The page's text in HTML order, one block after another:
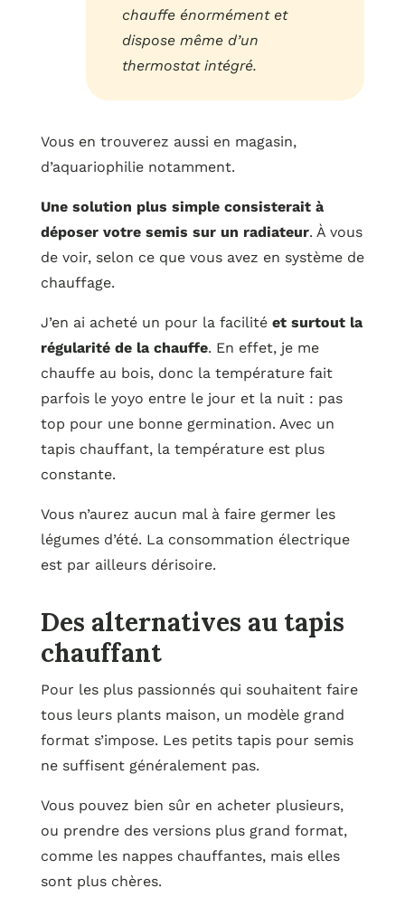
chauffe énormément et
dispose même d’un
thermostat intégré.
Vous en trouverez aussi en magasin,
d’aquariophilie notamment.
Une solution plus simple consisterait à
déposer votre semis sur un radiateur. À vous
de voir, selon ce que vous avez en système de
chauffage.
J’en ai acheté un pour la facilité et surtout la
régularité de la chauffe. En effet, je me
chauffe au bois, donc la température fait
parfois le yoyo entre le jour et la nuit : pas
top pour une bonne germination. Avec un
tapis chauffant, la température est plus
constante.
Vous n’aurez aucun mal à faire germer les
légumes d’été. La consommation électrique
est par ailleurs dérisoire.
Des alternatives au tapis
chauffant
Pour les plus passionnés qui souhaitent faire
tous leurs plants maison, un modèle grand
format s’impose. Les petits tapis pour semis
ne suffisent généralement pas.
Vous pouvez bien sûr en acheter plusieurs,
ou prendre des versions plus grand format,
comme les nappes chauffantes, mais elles
sont plus chères.